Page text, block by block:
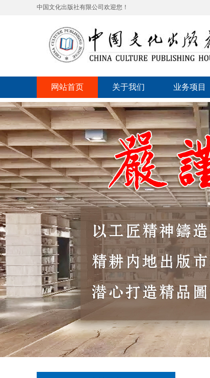
中国文化出版社有限公司欢迎您！
网站首页 关于我们 业务项目